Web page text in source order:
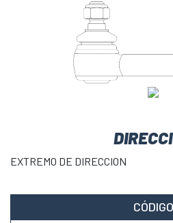
EXTREMO DE DIRECCION
CÓDIGO